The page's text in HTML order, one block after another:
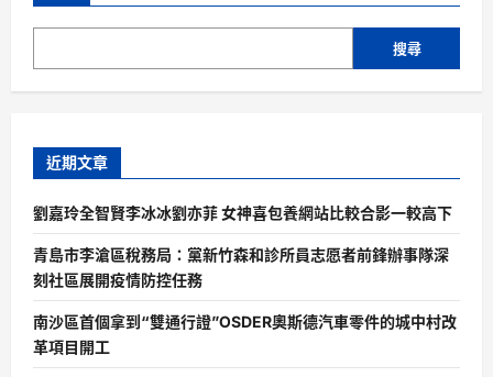
搜尋
近期文章
劉嘉玲全智賢李冰冰劉亦菲 女神喜包養網站比較合影一較高下
青島市李滄區稅務局：黨新竹森和診所員志愿者前鋒辦事隊深
刻社區展開疫情防控任務
南沙區首個拿到“雙通行證”OSDER奧斯德汽車零件的城中村改
革項目開工